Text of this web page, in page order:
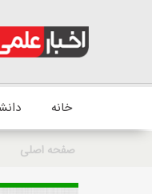
خانه
صفحه اصلی